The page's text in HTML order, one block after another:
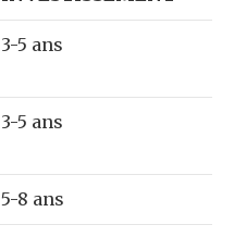
3-5 ans
3-5 ans
5-8 ans